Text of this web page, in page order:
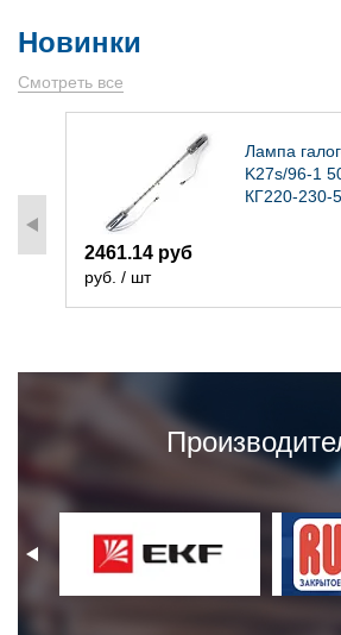
Новинки
Смотреть все
Лампа
K27s/96-1
КГ220-
2461.14 руб
руб. / шт